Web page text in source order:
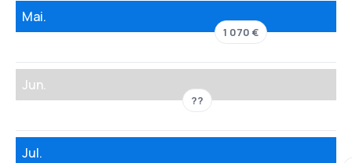
Mai.
1 070 €
Jun.
??
Jul.